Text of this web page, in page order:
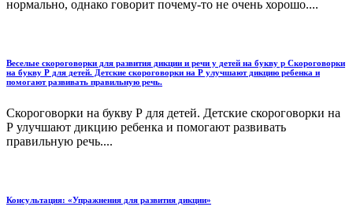
нормально, однако говорит почему-то не очень хорошо....
Веселые скороговорки для развития дикции и речи у детей на букву р Скороговорки
на букву Р для детей. Детские скороговорки на Р улучшают дикцию ребенка и
помогают развивать правильную речь.
Скороговорки на букву Р для детей. Детские скороговорки на
Р улучшают дикцию ребенка и помогают развивать
правильную речь....
Консультация: «Упражнения для развития дикции»